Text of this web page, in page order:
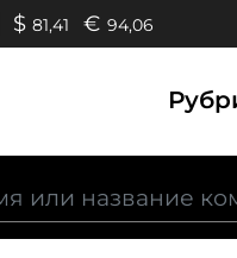
$ 81,41 € 94,06